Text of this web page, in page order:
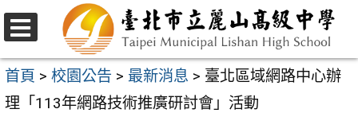
跳
至
主
要
選
單
首頁 > 校園公告 > 最新消息 > 臺北區域網路中心辦
理「113年網路技術推廣研討會」活動